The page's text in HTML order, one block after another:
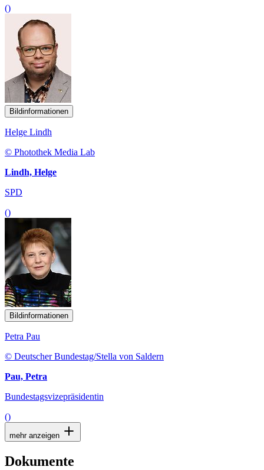
()
Bildinformationen
Helge Lindh
© Photothek Media Lab
Lindh, Helge
SPD
()
Bildinformationen
Petra Pau
© Deutscher Bundestag/Stella von Saldern
Pau, Petra
Bundestagsvizepräsidentin
()
mehr anzeigen
Dokumente